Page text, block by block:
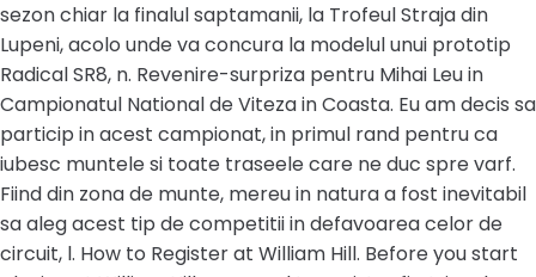
sezon chiar la finalul saptamanii, la Trofeul Straja din
Lupeni, acolo unde va concura la modelul unui prototip
Radical SR8, n. Revenire-surpriza pentru Mihai Leu in
Campionatul National de Viteza in Coasta. Eu am decis sa
particip in acest campionat, in primul rand pentru ca
iubesc muntele si toate traseele care ne duc spre varf.
Fiind din zona de munte, mereu in natura a fost inevitabil
sa aleg acest tip de competitii in defavoarea celor de
circuit, l. How to Register at William Hill. Before you start